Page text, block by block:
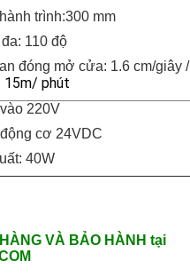
trình:300 mm
110 độ
đóng mở cửa: 1.6 cm/giây /
15m/ phút
220V
cơ 24VDC
40W
VÀ BẢO HÀNH tại